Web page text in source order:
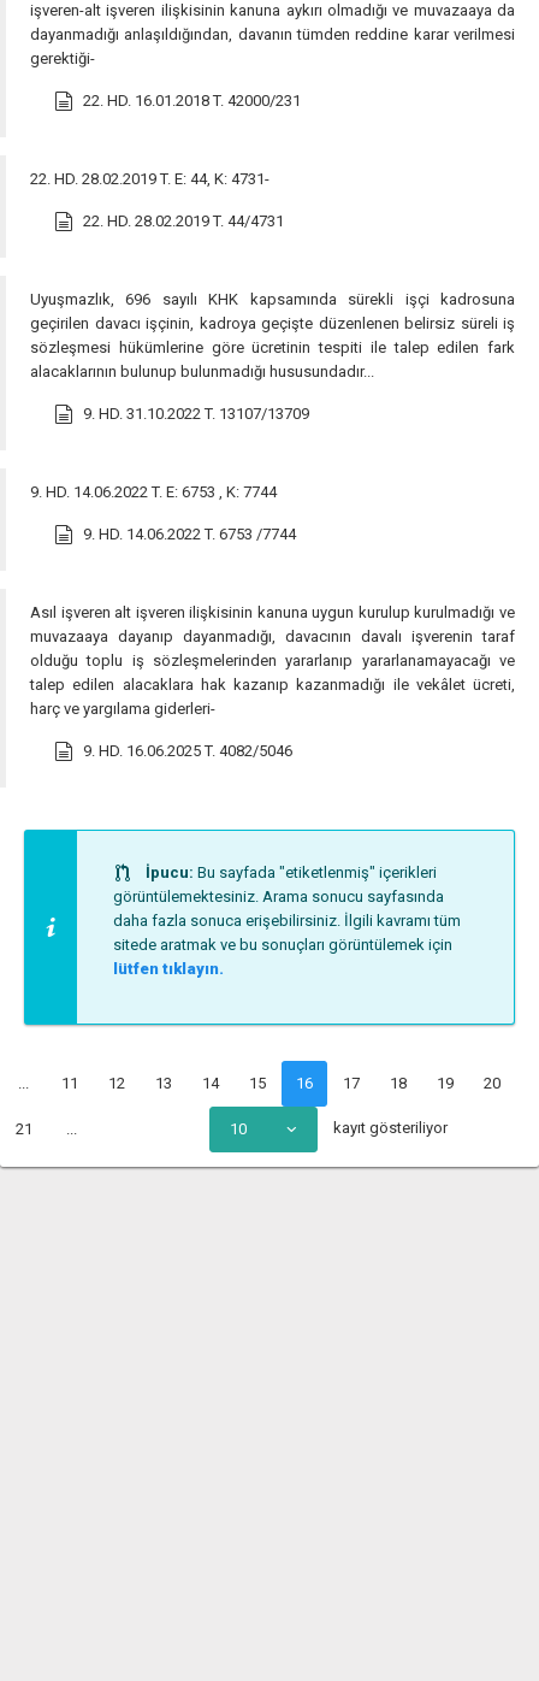
işveren-alt işveren ilişkisinin kanuna aykırı olmadığı ve muvazaaya da
dayanmadığı anlaşıldığından, davanın tümden reddine karar verilmesi
gerektiği-
22. HD. 16.01.2018 T. 42000/231
22. HD. 28.02.2019 T. E: 44, K: 4731-
22. HD. 28.02.2019 T. 44/4731
Uyuşmazlık, 696 sayılı KHK kapsamında sürekli işçi kadrosuna
geçirilen davacı işçinin, kadroya geçişte düzenlenen belirsiz süreli iş
sözleşmesi hükümlerine göre ücretinin tespiti ile talep edilen fark
alacaklarının bulunup bulunmadığı hususundadır...
9. HD. 31.10.2022 T. 13107/13709
9. HD. 14.06.2022 T. E: 6753 , K: 7744
9. HD. 14.06.2022 T. 6753 /7744
Asıl işveren alt işveren ilişkisinin kanuna uygun kurulup kurulmadığı ve
muvazaaya dayanıp dayanmadığı, davacının davalı işverenin taraf
olduğu toplu iş sözleşmelerinden yararlanıp yararlanamayacağı ve
talep edilen alacaklara hak kazanıp kazanmadığı ile vekâlet ücreti,
harç ve yargılama giderleri-
9. HD. 16.06.2025 T. 4082/5046
İpucu: Bu sayfada "etiketlenmiş" içerikleri
görüntülemektesiniz. Arama sonucu sayfasında
daha fazla sonuca erişebilirsiniz. İlgili kavramı tüm
sitede aratmak ve bu sonuçları görüntülemek için
lütfen tıklayın.
... 11 12 13 14 15 16 17 18 19 20
21 ... 10 kayıt gösteriliyor